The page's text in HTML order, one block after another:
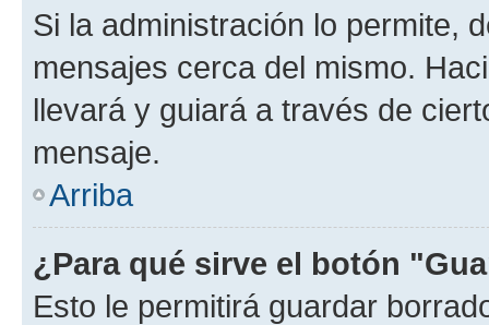
Si la administración lo permite,
mensajes cerca del mismo.
llevará y guiará a través de
mensaje.
Arriba
¿Para qué sirve el botón
Esto le permitirá guardar